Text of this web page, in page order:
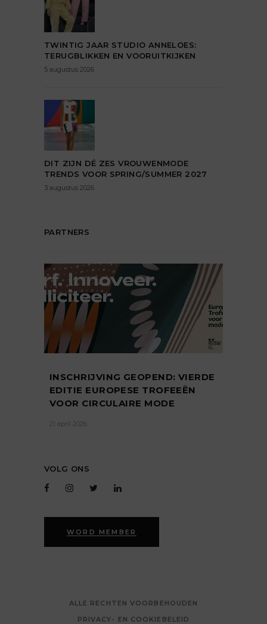
TWINTIG JAAR STUDIO ANNELOES:
TERUGBLIKKEN EN VOORUITKIJKEN
5 augustus 2026
DIT ZIJN DÉ ZES VROUWENMODE
TRENDS VOOR SPRING/SUMMER 2027
3 augustus 2026
PARTNERS
INSCHRIJVING GEOPEND: VIERDE
EDITIE EUROPESE TROFEEËN
VOOR CIRCULAIRE MODE
21 april 2026
VOLG ONS
WORD MEMBER
ALLE RECHTEN VOORBEHOUDEN
PRIVACY- EN COOKIEBELEID